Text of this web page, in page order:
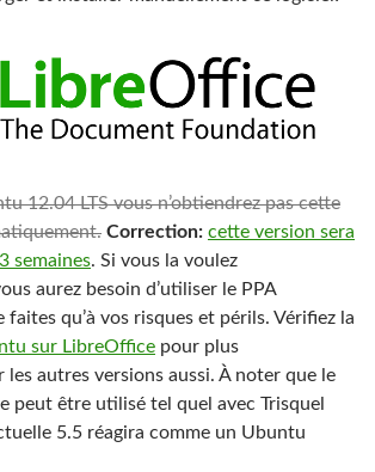
12.04 LTS vous n’obtiendrez pas cette
Correction: cette version sera
semaines. Si vous la voulez
aurez besoin d’utiliser le PPA
faites qu’à vos risques et périls. Vérifiez la
sur LibreOffice pour plus
les autres versions aussi. À noter que le
peut être utilisé tel quel avec Trisquel
5.5 réagira comme un Ubuntu